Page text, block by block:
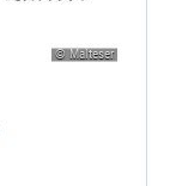
© Malteser